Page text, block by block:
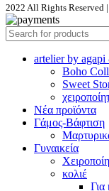
2022 All Rights Reserved
artelier by agapi
Boho
Sweet
Νέα προϊόντα
Γάμος-Βάφτιση
Γυναικεία
κολιέ
Για